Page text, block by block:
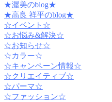
★渥美のblog★
★高良 祥平のblog★
☆イベント☆
☆お悩み&解決☆
☆お知らせ☆
☆カラー☆
☆キャンペーン情報☆
☆クリエイティブ☆
☆パーマ☆
☆ファッション☆